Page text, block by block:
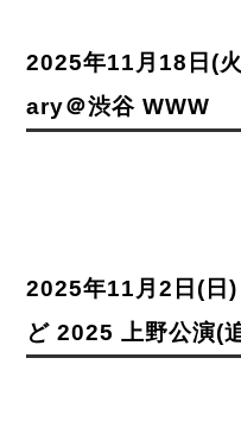
2025年11月18日(
ary＠渋谷 WWW
2025年11月2日(日
ど 2025 上野公演(